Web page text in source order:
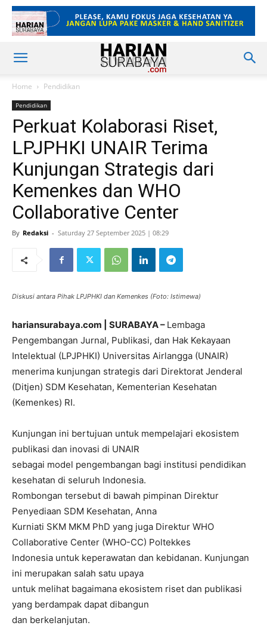
Home Pendidikan
Pendidikan
Perkuat Kolaborasi Riset,
LPJPHKI UNAIR Terima
Kunjungan Strategis dari
Kemenkes dan WHO
Collaborative Center
By Redaksi - Saturday 27 September 2025 | 08:29
Diskusi antara Pihak LPJPHKI dan Kemenkes (Foto: Istimewa)
hariansurabaya.com | SURABAYA – Lembaga
Pengembangan Jurnal, Publikasi, dan Hak Kekayaan
Intelektual (LPJPHKI) Universitas Airlangga (UNAIR)
menerima kunjungan strategis dari Direktorat Jenderal
(Ditjen) SDM Kesehatan, Kementerian Kesehatan
(Kemenkes) RI.
Kunjungan ini bertujuan untuk mempelajari ekosistem
publikasi dan inovasi di UNAIR
sebagai model pengembangan bagi institusi pendidikan
kesehatan di seluruh Indonesia.
Rombongan tersebut di bawah pimpinan Direktur
Penyediaan SDM Kesehatan, Anna
Kurniati SKM MKM PhD yang juga Direktur WHO
Collaborative Center (WHO-CC) Poltekkes
Indonesia untuk keperawatan dan kebidanan. Kunjungan
ini merupakan salah satu upaya
untuk melihat bagaimana ekosistem riset dan publikasi
yang berdampak dapat dibangun
dan berkelanjutan.